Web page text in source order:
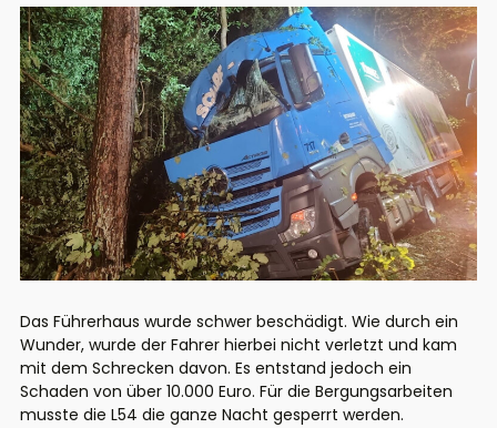
Das Führerhaus wurde schwer beschädigt. Wie durch ein
Wunder, wurde der Fahrer hierbei nicht verletzt und kam
mit dem Schrecken davon. Es entstand jedoch ein
Schaden von über 10.000 Euro. Für die Bergungsarbeiten
musste die L54 die ganze Nacht gesperrt werden.